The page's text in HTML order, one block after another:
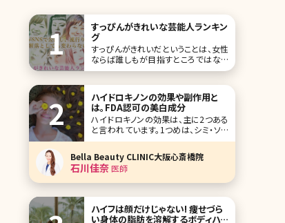
すっぴんがきれいな芸能人ランキン
グ
すっぴんがきれいだということは、女性
ならば誰しもが目指すところではない
でしょうか。 メイクするにも、素肌のき
おきたいものです。 近年では芸能人の
すっぴん画像もよく公開されています
が、今回はその中でもすっぴんがきれ
いな芸能人をラ
ハイドロキノンの効果や副作用と
は。FDA認可の美白成分
ハイドロキノンの効果は、主に2つある
と言われています。1つめは、シミ・ソバ
カスを薄くする効果が期待できること。
2つめは、シミ・ソバカスの原因となるメ
ラニン色素の合成を抑える働きがある
ことです。これら2つの効果について詳
しく説明するために、ま
Bella Beauty CLINIC大阪心斎橋院
石川佳奈医師
ハイフは顔だけじゃない! 痩せづら
い身体の脂肪を溶解するボディハイ